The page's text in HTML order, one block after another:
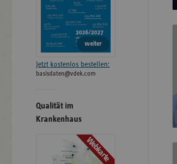
weiter
Jetzt kostenlos bestellen:
basisdaten@vdek.com
Qualität im
Krankenhaus
Webkarte